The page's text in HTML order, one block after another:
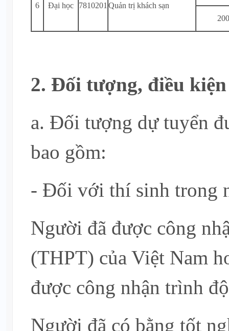
6 Đại học 7810201 Quản trị khách sạn
200
2. Đối tượng, điều
a. Đối tượng dự tuyển
bao gồm:
- Đối với thí sinh trong
Người đã được công
(THPT) của Việt Nam
được công nhận trình
Người đã có bằng tốt